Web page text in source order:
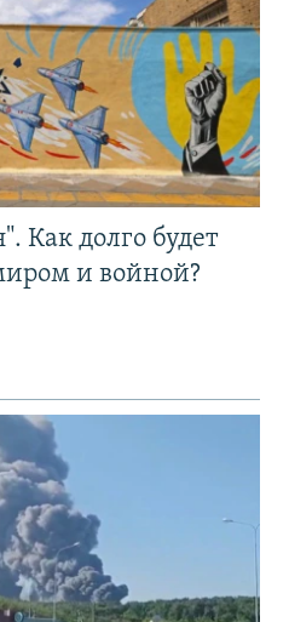
Как долго будет
и войной?